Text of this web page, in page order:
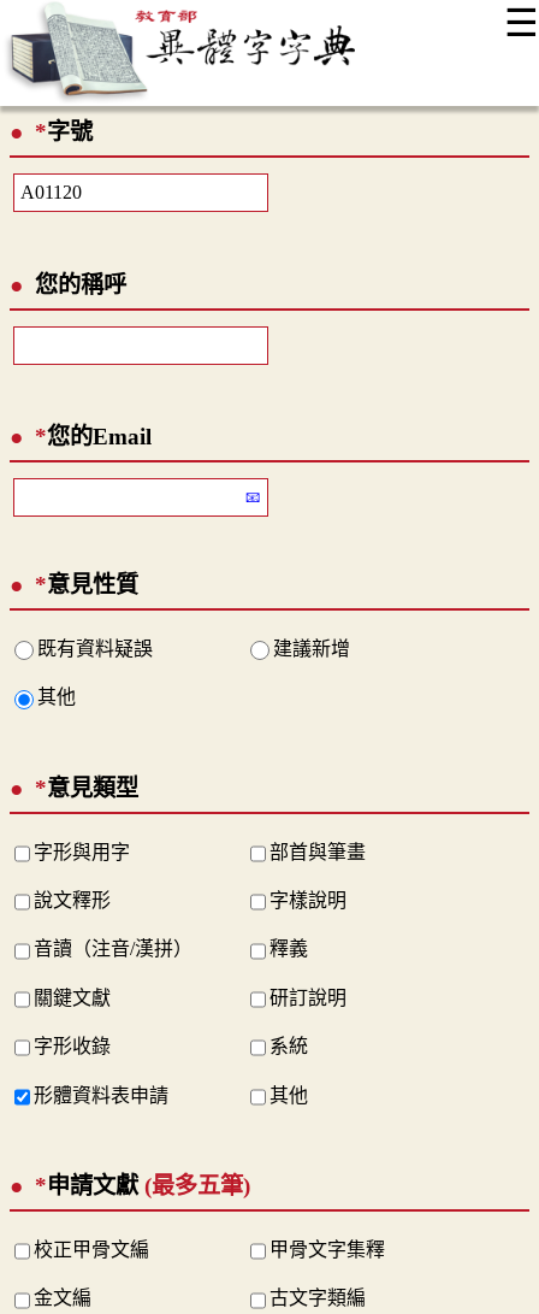
☰
最新消息
*字號
您的稱呼
*您的Email
*意見性質
既有資料疑誤 建議新增
其他
*意見類型
字形與用字 部首與筆畫
說文釋形 字樣說明
音讀（注音/漢拼） 釋義
關鍵文獻 研訂說明
字形收錄 系統
形體資料表申請 其他
*申請文獻(最多五筆)
校正甲骨文編 甲骨文字集釋
金文編 古文字類編